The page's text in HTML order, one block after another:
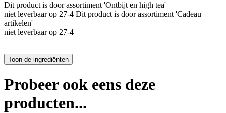
Dit product is door assortiment 'Ontbijt en high tea'
niet leverbaar op 27-4 Dit product is door assortiment 'Cadeau
artikelen'
niet leverbaar op 27-4
Probeer ook eens deze
producten...